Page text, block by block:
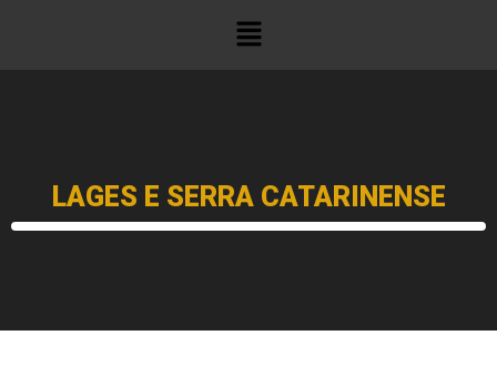
LAGES E SERRA CATARINENSE